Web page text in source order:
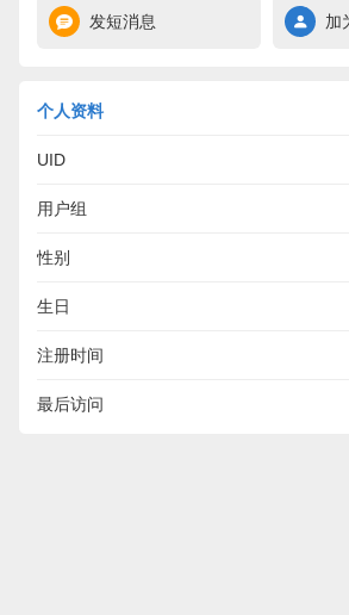
发短消息 加
个人资料
UID
用户组
性别
生日
注册时间
最后访问